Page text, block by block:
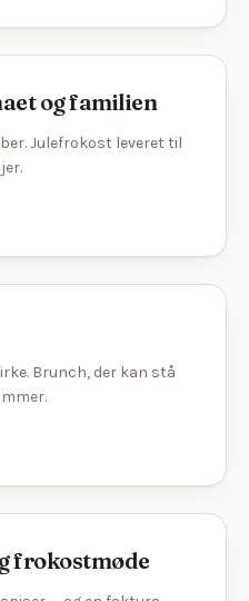
og familien
Julefrokost leveret til
Brunch, der kan stå
frokostmøde